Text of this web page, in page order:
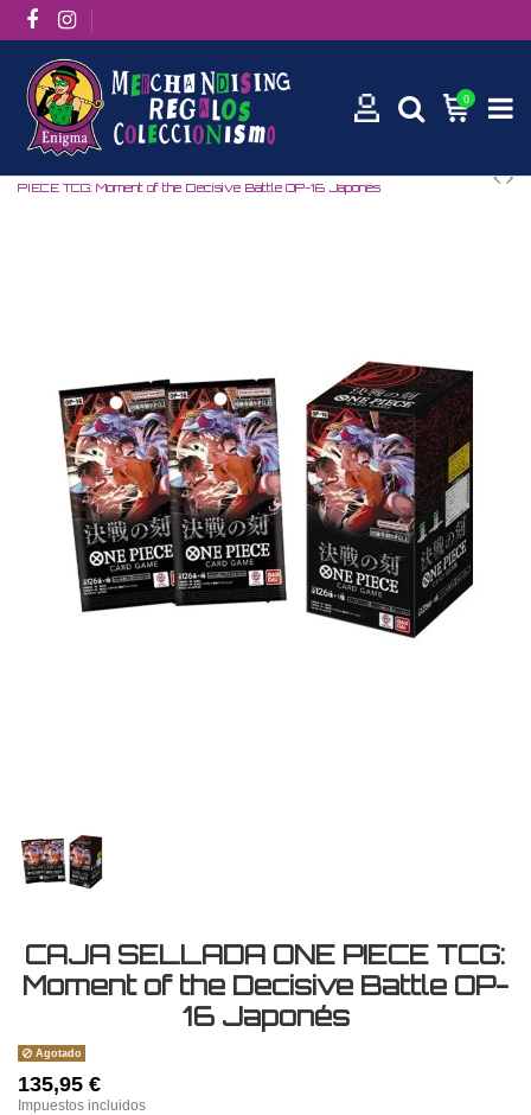
0
PIECE TCG: Moment of the Decisive Battle OP-16 Japonés
CAJA SELLADA ONE PIECE TCG:
Moment of the Decisive Battle OP-
16 Japonés
Agotado
135,95 €
Impuestos incluidos